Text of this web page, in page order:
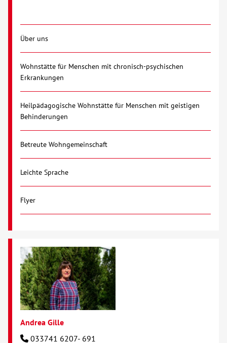
Über uns
Wohnstätte für Menschen mit chronisch-psychischen
Erkrankungen
Heilpädagogische Wohnstätte für Menschen mit geistigen
Behinderungen
Betreute Wohngemeinschaft
Leichte Sprache
Flyer
Andrea Gille
033741 6207- 691